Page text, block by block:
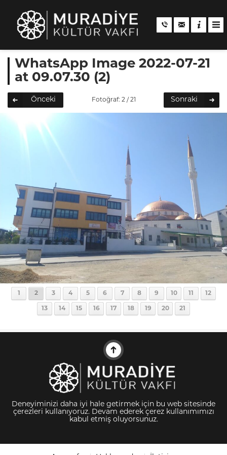
WhatsApp Image 2022-07-21
at 09.07.30 (2)
Önceki Fotoğraf: 2 / 21 Sonraki
1 2 3 4 5 6 7 8 9 10 11 12
13 14 15 16 17 18 19 20 21
Deneyiminizi daha iyi hale getirmek için bu web sitesinde
çerezleri kullanıyoruz. Devam ederek çerez kullanımımızı
kabul etmiş oluyorsunuz.